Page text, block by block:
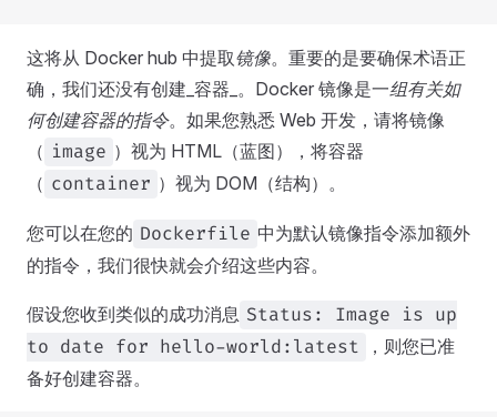
这将从 Docker hub 中提取镜像。重要的是要确保术语正
确，我们还没有创建_容器_。Docker 镜像是一组有关如
何创建容器的指令。如果您熟悉 Web 开发，请将镜像
（ image ）视为 HTML（蓝图），将容器
（ container ）视为 DOM（结构）。
您可以在您的 Dockerfile 中为默认镜像指令添加额外
的指令，我们很快就会介绍这些内容。
假设您收到类似的成功消息 Status: Image is up
to date for hello-world:latest
，则您已准
备好创建容器。